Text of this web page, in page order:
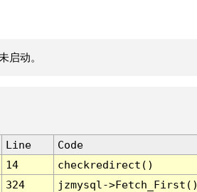
启动。
Line
Code
14
checkredirect()
324
jzmysql-